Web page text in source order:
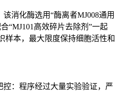
化酶选用“酶离者MJ008通用
“MJ101高效碎片去除剂”一起
样本，最大限度保持细胞活性和
：程序经过大量实验验证，严